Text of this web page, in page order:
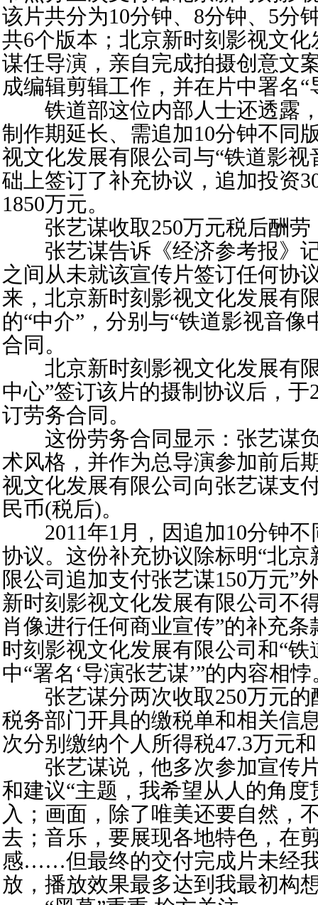
该片共分为10分钟、8分钟、5分
共6个版本；北京新时刻影视文
谋任导演，亲自完成拍摄创意文
成编辑剪辑工作，并在片中署名“
铁道部这位内部人士还透露，
制作期延长、需追加10分钟不同
视文化发展有限公司与“铁道影
础上签订了补充协议，追加投资
1850万元。
张艺谋收取250万元税后酬劳
张艺谋告诉《经济参考报》
之间从未就该宣传片签订任何协
来，北京新时刻影视文化发展有
的“中介”，分别与“铁道影视音像
合同。
北京新时刻影视文化发展有限
中心”签订该片的摄制协议后，于
订劳务合同。
这份劳务合同显示：张艺谋
术风格，并作为总导演参加前后
视文化发展有限公司向张艺谋支
民币(税后)。
2011年1月，因追加10分钟不
协议。这份补充协议除标明“北
限公司追加支付张艺谋150万元”
新时刻影视文化发展有限公司不
肖像进行任何商业宣传”的补充
时刻影视文化发展有限公司和“
中“署名‘导演张艺谋’”的内容相悖
张艺谋分两次收取250万元的
税务部门开具的缴税单和相关信
次分别缴纳个人所得税47.3万元
张艺谋说，他多次参加宣传
和建议“主题，我希望从人的角
入；画面，除了唯美还要自然，
去；音乐，要展现各地特色，在
感……但最终的交付完成片未经
放，播放效果最多达到我最初构